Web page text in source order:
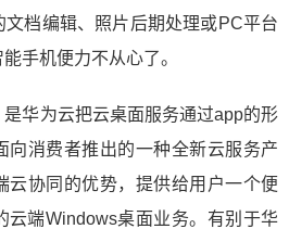
档编辑、照片后期处理或PC平台
手机便力不从心了。
华为云把云桌面服务通过app的形
向消费者推出的一种全新云服务产
云协同的优势，提供给用户一个便
云端Windows桌面业务。有别于华